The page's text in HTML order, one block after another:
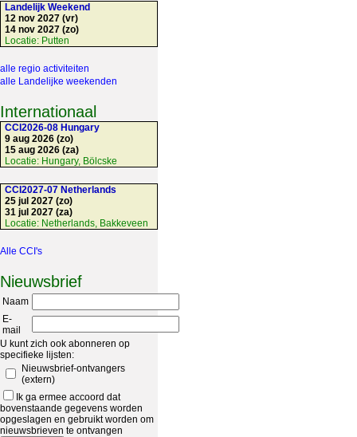
Landelijk Weekend
12 nov 2027 (vr)
14 nov 2027 (zo)
Locatie: Putten
alle regio activiteiten
alle Landelijke weekenden
Internationaal
CCI2026-08 Hungary
9 aug 2026 (zo)
15 aug 2026 (za)
Locatie: Hungary, Bölcske
CCI2027-07 Netherlands
25 jul 2027 (zo)
31 jul 2027 (za)
Locatie: Netherlands, Bakkeveen
Alle CCI's
Nieuwsbrief
Naam
E-
mail
U kunt zich ook abonneren op
specifieke lijsten:
Nieuwsbrief-ontvangers
(extern)
Ik ga ermee accoord dat
bovenstaande gegevens worden
opgeslagen en gebruikt worden om
nieuwsbrieven te ontvangen